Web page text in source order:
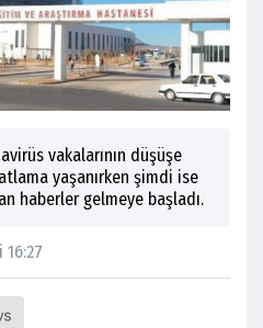
vakalarının düşüşe
yaşanırken şimdi ise
haberler gelmeye başladı.
16:27